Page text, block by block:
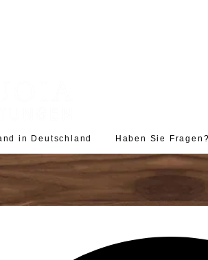
in Deutschland Haben Sie